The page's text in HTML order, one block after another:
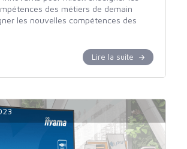
des métiers de demain
les nouvelles compétences des
Lire la suite